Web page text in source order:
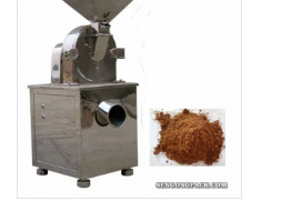
çalıştırma eğitimi